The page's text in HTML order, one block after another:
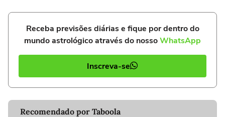
Receba previsões diárias e fique por dentro do
mundo astrológico através do nossoWhatsApp
Inscreva-se
Recomendado por Taboola